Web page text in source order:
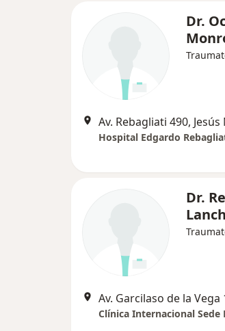
Dr.
Av. Rebagliati 490,
Hospital Edgardo
Dr.
Av. Garcilaso de la Vega
Clínica Internacional Sede